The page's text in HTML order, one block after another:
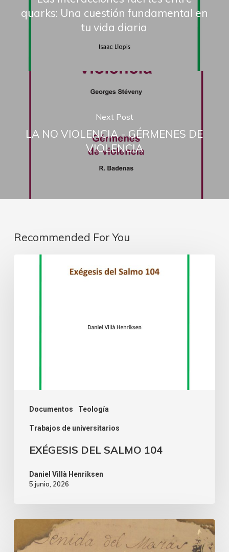
quarks: Una cuestión fundamental en
tu vida diaria
Next Post
LA NO VIOLENCIA - GÉRMENES DE
VIOLENCIA
Recommended For You
Documentos Teología
Trabajos de universitarios
EXÉGESIS DEL SALMO 104
Daniel Villà Henriksen
5 junio, 2026